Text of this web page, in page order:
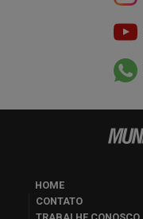
HOME
CONTATO